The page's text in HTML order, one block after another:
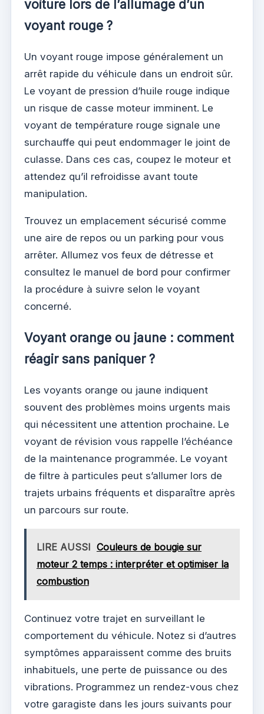
voiture lors de l’allumage d’un
voyant rouge ?
Un voyant rouge impose généralement un
arrêt rapide du véhicule dans un endroit sûr.
Le voyant de pression d’huile rouge indique
un risque de casse moteur imminent. Le
voyant de température rouge signale une
surchauffe qui peut endommager le joint de
culasse. Dans ces cas, coupez le moteur et
attendez qu’il refroidisse avant toute
manipulation.
Trouvez un emplacement sécurisé comme
une aire de repos ou un parking pour vous
arrêter. Allumez vos feux de détresse et
consultez le manuel de bord pour confirmer
la procédure à suivre selon le voyant
concerné.
Voyant orange ou jaune : comment
réagir sans paniquer ?
Les voyants orange ou jaune indiquent
souvent des problèmes moins urgents mais
qui nécessitent une attention prochaine. Le
voyant de révision vous rappelle l’échéance
de la maintenance programmée. Le voyant
de filtre à particules peut s’allumer lors de
trajets urbains fréquents et disparaître après
un parcours sur route.
LIRE AUSSI Couleurs de bougie sur
moteur 2 temps : interpréter et optimiser la
combustion
Continuez votre trajet en surveillant le
comportement du véhicule. Notez si d’autres
symptômes apparaissent comme des bruits
inhabituels, une perte de puissance ou des
vibrations. Programmez un rendez-vous chez
votre garagiste dans les jours suivants pour